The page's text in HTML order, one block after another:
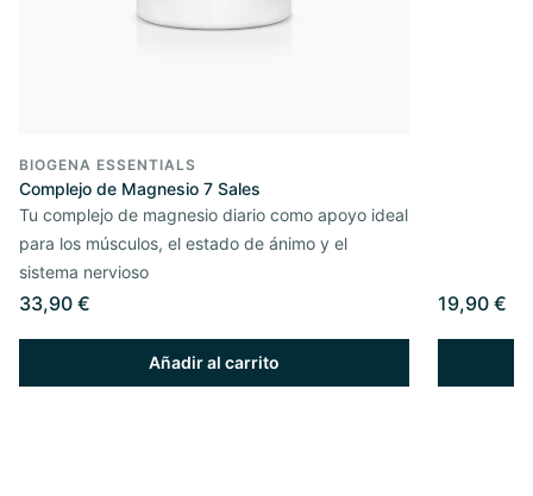
BIOGENA ESSENTIALS
Complejo de Magnesio 7 Sales
Tu complejo de magnesio diario como apoyo ideal
para los músculos, el estado de ánimo y el
sistema nervioso
33,90 €
Añadir al carrito
19,90 €